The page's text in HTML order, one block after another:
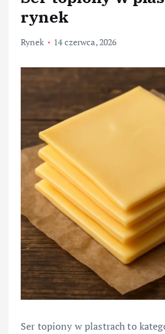
rynek
Rynek 14 czerwca, 2026
Ser topiony w plastrach to